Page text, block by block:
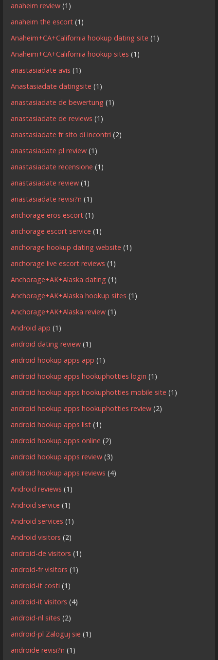
anaheim review (1)
anaheim the escort (1)
Anaheim+CA+California hookup dating site (1)
Anaheim+CA+California hookup sites (1)
anastasiadate avis (1)
Anastasiadate datingsite (1)
anastasiadate de bewertung (1)
anastasiadate de reviews (1)
anastasiadate fr sito di incontri (2)
anastasiadate pl review (1)
anastasiadate recensione (1)
anastasiadate review (1)
anastasiadate revisi?n (1)
anchorage eros escort (1)
anchorage escort service (1)
anchorage hookup dating website (1)
anchorage live escort reviews (1)
Anchorage+AK+Alaska dating (1)
Anchorage+AK+Alaska hookup sites (1)
Anchorage+AK+Alaska review (1)
Android app (1)
android dating review (1)
android hookup apps app (1)
android hookup apps hookuphotties login (1)
android hookup apps hookuphotties mobile site (1)
android hookup apps hookuphotties review (2)
android hookup apps list (1)
android hookup apps online (2)
android hookup apps review (3)
android hookup apps reviews (4)
Android reviews (1)
Android service (1)
Android services (1)
Android visitors (2)
android-de visitors (1)
android-fr visitors (1)
android-it costi (1)
android-it visitors (4)
android-nl sites (2)
android-pl Zaloguj sie (1)
androide revisi?n (1)